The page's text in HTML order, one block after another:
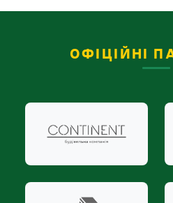
ОФІЦІЙНІ